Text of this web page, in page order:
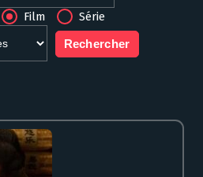
Film Série